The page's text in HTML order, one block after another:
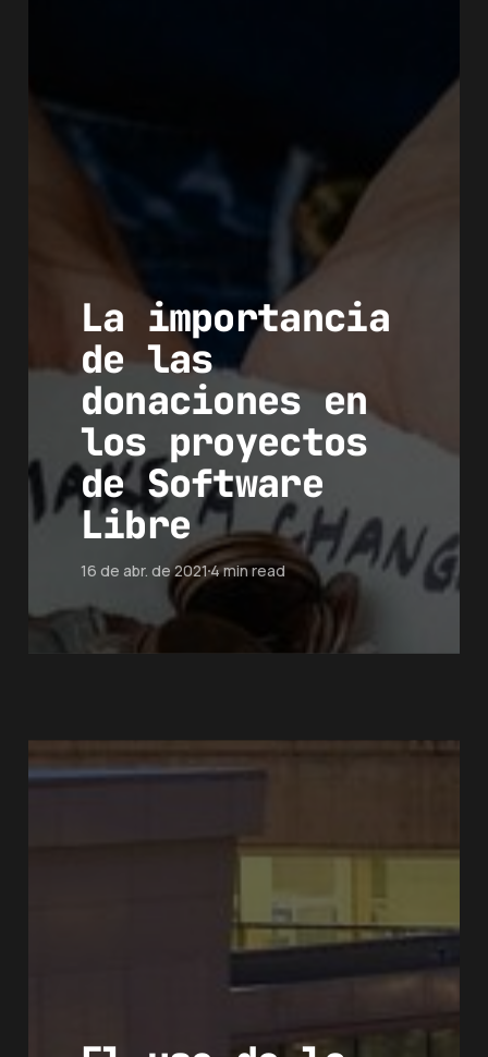
La importancia
de las
donaciones en
los proyectos
de Software
Libre
16 de abr. de 20214 min read